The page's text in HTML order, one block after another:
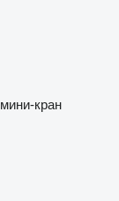
кран